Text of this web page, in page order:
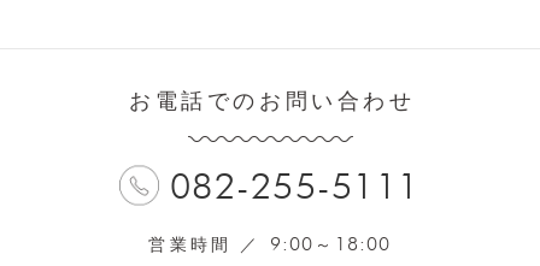
お電話でのお問い合わせ
082-255-5111
営業時間 ／ 9:00 ～ 18:00